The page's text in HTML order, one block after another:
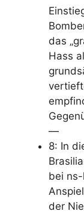
das
Hass
—
8: In
bei
der